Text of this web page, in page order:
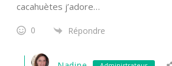
cacahuètes j’adore…
0 Répondre